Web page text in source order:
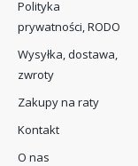
Polityka
prywatności, RODO
Wysyłka, dostawa,
zwroty
Zakupy na raty
Kontakt
O nas